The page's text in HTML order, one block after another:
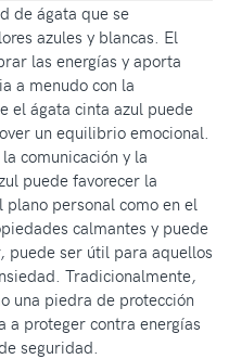
de ágata que se
azules y blancas. El
las energías y aporta
a menudo con la
el ágata cinta azul puede
un equilibrio emocional.
comunicación y la
puede favorecer la
personal como en el
calmantes y puede
puede ser útil para aquellos
Tradicionalmente,
una piedra de protección
a proteger contra energías
seguridad.